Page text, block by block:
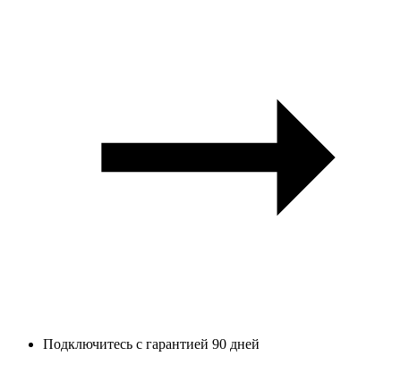
Подключитесь с гарантией 90 дней